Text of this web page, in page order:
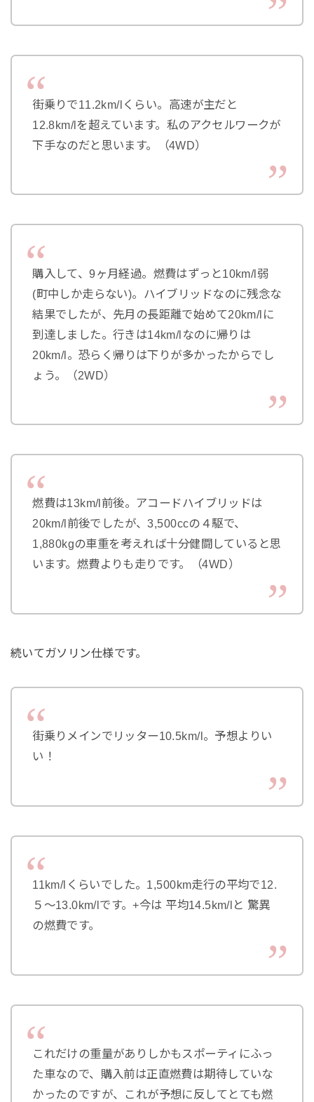
街乗りで11.2km/lくらい。高速が主だと
12.8km/lを超えています。私のアクセルワークが
下手なのだと思います。（4WD）
購入して、9ヶ月経過。燃費はずっと10km/l弱
(町中しか走らない)。ハイブリッドなのに残念な
結果でしたが、先月の長距離で始めて20km/lに
到達しました。行きは14km/lなのに帰りは
20km/l。恐らく帰りは下りが多かったからでし
ょう。（2WD）
燃費は13km/l前後。アコードハイブリッドは
20km/l前後でしたが、3,500ccの４駆で、
1,880kgの車重を考えれば十分健闘していると思
います。燃費よりも走りです。（4WD）
続いてガソリン仕様です。
街乗りメインでリッター10.5km/l。予想よりい
い！
11km/lくらいでした。1,500km走行の平均で12.
５～13.0km/lです。+今は 平均14.5km/lと 驚異
の燃費です。
これだけの重量がありしかもスポーティにふっ
た車なので、購入前は正直燃費は期待していな
かったのですが、これが予想に反してとても燃